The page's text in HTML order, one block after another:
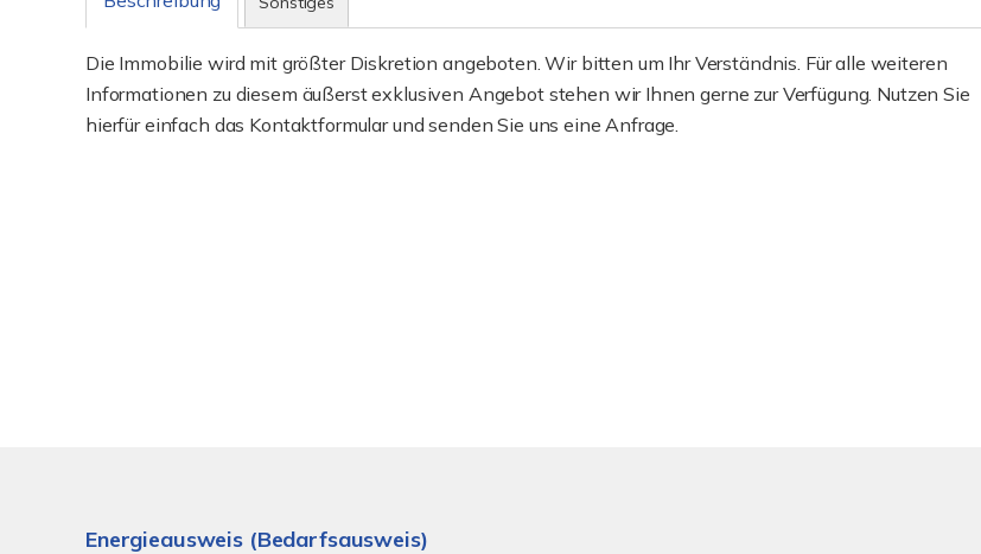
Die Immobilie wird mit größter Diskretion angeboten. Wir bitten um Ihr Verständnis. Für alle weiteren
Informationen zu diesem äußerst exklusiven Angebot stehen wir Ihnen gerne zur Verfügung. Nutzen Sie
hierfür einfach das Kontaktformular und senden Sie uns eine Anfrage.
Energieausweis (Bedarfsausweis)